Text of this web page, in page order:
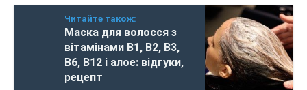
Читайте також:
Маска для волосся з
вітамінами В1, В2, В3,
В6, В12 і алое: відгуки,
рецепт